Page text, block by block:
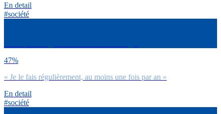
En detail
#société
47%
« Je le fais régulièrement, au moins une fois par an »
En detail
#société